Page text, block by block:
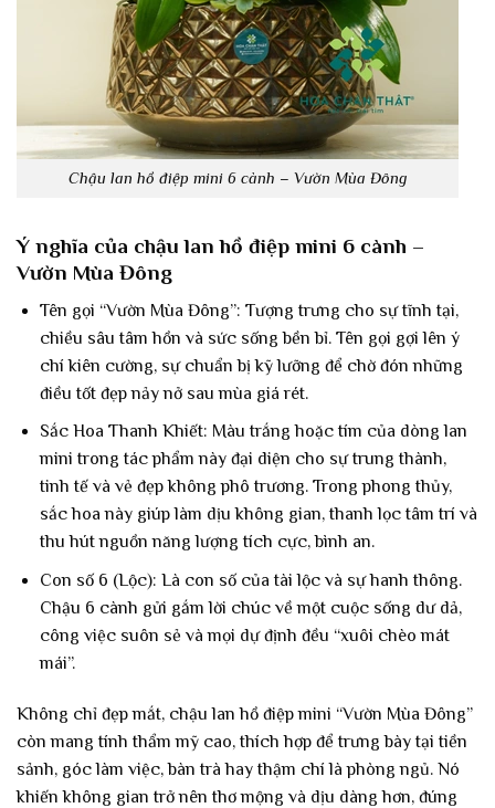
Chậu lan hồ điệp mini 6 cành – Vườn Mùa Đông
Ý nghĩa của chậu lan hồ điệp mini 6 cành –
Vườn Mùa Đông
Tên gọi “Vườn Mùa Đông”: Tượng trưng cho sự tĩnh tại,
chiều sâu tâm hồn và sức sống bền bỉ. Tên gọi gợi lên ý
chí kiên cường, sự chuẩn bị kỹ lưỡng để chờ đón những
điều tốt đẹp nảy nở sau mùa giá rét.
Sắc Hoa Thanh Khiết: Màu trắng hoặc tím của dòng lan
mini trong tác phẩm này đại diện cho sự trung thành,
tinh tế và vẻ đẹp không phô trương. Trong phong thủy,
sắc hoa này giúp làm dịu không gian, thanh lọc tâm trí và
thu hút nguồn năng lượng tích cực, bình an.
Con số 6 (Lộc): Là con số của tài lộc và sự hanh thông.
Chậu 6 cành gửi gắm lời chúc về một cuộc sống dư dả,
công việc suôn sẻ và mọi dự định đều “xuôi chèo mát
mái”.
Không chỉ đẹp mắt, chậu lan hồ điệp mini “Vườn Mùa Đông”
còn mang tính thẩm mỹ cao, thích hợp để trưng bày tại tiền
sảnh, góc làm việc, bàn trà hay thậm chí là phòng ngủ. Nó
khiến không gian trở nên thơ mộng và dịu dàng hơn, đúng